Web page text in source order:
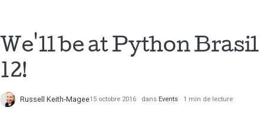
한국어
Traduire le contenu
Configuration d'un
2018
2017
2016
We'll be at Python Brasil
12!
Russell Keith-Magee15 octobre 2016 dans Events 1 min de lecture